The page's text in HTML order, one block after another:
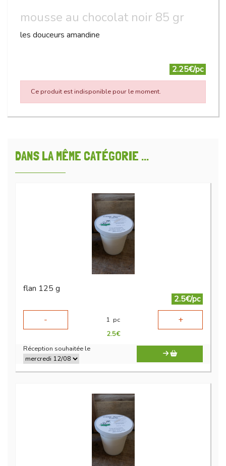
mousse au chocolat noir 85 gr
les douceurs amandine
2.25€/pc
Ce produit est indisponible pour le moment.
DANS LA MÊME CATÉGORIE ...
flan 125 g
2.5€/pc
-
1 pc +
2.5€
Réception souhaitée le